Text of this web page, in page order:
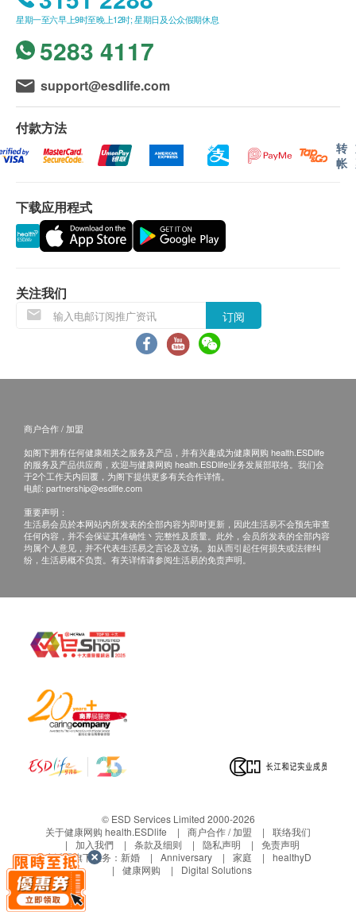
深度: 25 厘米
连8公升装水高度: 61.5 厘米
规格
水温(冷): 比摆放环境温度低10°C
重量: 2.72 公斤
消耗功率(W瓦): 490W
产品内附
Wats-MiniS 座台式
安装需知
接上电源前，先将水樽倒转插入机顶的插口位
按下热水和温水按钮，待水流出及气泡在水中浮上
水面
按下机背的电源开关掣
此时加热指示灯会亮起，即可使用
完成安装前，切勿接上电源！
换水前先关闭电源，拉出空樽后，依照说明书安装
方法插入新水樽，再接上电源
岛、愉景湾、流浮山、马湾(东涌市镇除外)等地
区及某些偏远区域或屈臣氏蒸馏水车辆难以到
达之地方。
送货费用:
樽装蒸馏水: 客户每次须订购最少两箱8公升/ 12
公升/ 18公升装蒸馏水方可享有免费送货服务。
水机: 享免费送货服务
***免费送货服务适用于港岛、九龙及新界货车
能直接到达的地点及备有升降机能直接到达或
步行不多于20级楼梯之楼层。
由第21至40级楼梯将收取每层每件货品港币5
元的服务费及每层每支货品港币5元的行政费。
电子商店只接受在香港的指定送货的帐单地址
之后，我们将通知您并确认收到该订单。该回
覆并不代表我们已经接受您的订单。倘若我们
未能提供任何已订购之产品或服务，或因您所
使用的信用咭导致之付款问题或任何其他原
因，我们有权拒绝接受该订单。倘若我们无法
提供阁下订单上的任何产品或服务，我们会透
过电话或电邮通知阁下。
认接受订单，并同时通知您送货的时间和日
请点击此处获取详情
water.com/条款及细则
订讲１２公升或１８公升桶装蒸馏水需缴交水
樽按金，于首次送货时缴交， 每樽收取HＫ
保养:
Wats-Touch提供12个月免费维修服务。
Wats-MiniS, B-22 及Wats-Touch Mini 水机及
WWS 88 RO免安装温热过滤水机提供12个月
免费自携维修服务。
星期一至六早上9时至晚上12时; 星期日及公众假期休息
5283 4117
support@esdlife.com
付款方法
转
帐
下载应用程式
关注我们
订阅
商户合作 / 加盟
如阁下拥有任何健康相关之服务及产品，并有兴趣成为健康网购 health.ESDlife
的服务及产品供应商，欢迎与健康网购 health.ESDlife业务发展部联络。我们会
于2个工作天内回覆，为阁下提供更多有关合作详情。
电邮: partnership@esdlife.com
重要声明：
生活易会员於本网站内所发表的全部内容为即时更新，因此生活易不会预先审查
任何内容，并不会保证其准确性丶完整性及质量。此外，会员所发表的全部内容
均属个人意见，并不代表生活易之言论及立场。如从而引起任何损失或法律纠
纷，生活易概不负责。有关详情请参阅生活易的免责声明。
© ESD Services Limited 2000-2026
关于健康网购 health.ESDlife
商户合作 / 加盟
联络我们
加入我們
条款及细则 隐私声明
免责声明
生活易旗下业务： 新婚 Anniversary 家庭
healthyD
健康网购
Digital Solutions